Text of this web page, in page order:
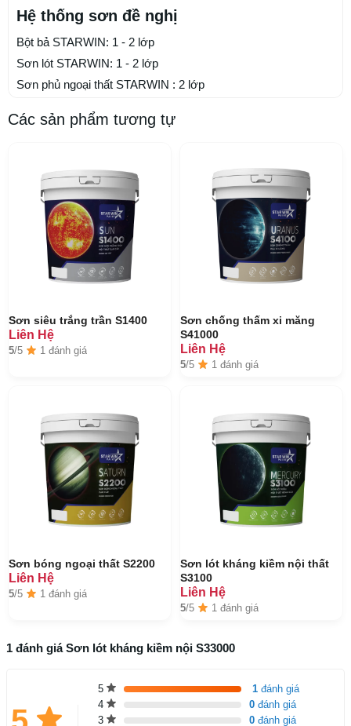
Hệ thống sơn đề nghị
Bột bả STARWIN: 1 - 2 lớp
Sơn lót STARWIN: 1 - 2 lớp
Sơn phủ ngoại thất STARWIN : 2 lớp
Các sản phẩm tương tự
Sơn siêu trắng trần S1400
Liên Hệ
5/5 1 đánh giá
Sơn chống thấm xi măng
S41000
Liên Hệ
5/5 1 đánh giá
Sơn bóng ngoại thất S2200
Liên Hệ
5/5 1 đánh giá
Sơn lót kháng kiềm nội thất
S3100
Liên Hệ
5/5 1 đánh giá
1 đánh giá Sơn lót kháng kiềm nội S33000
5 1 đánh giá
4
0 đánh giá
3
0 đánh giá